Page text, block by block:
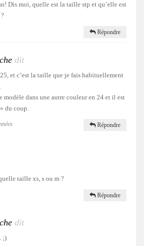
Dis moi, quelle est la taille stp et qu’elle est
Répondre
dit
et c’est la taille que je fais habituellement
modèle dans une autre couleur en 24 et il est
du coup.
Répondre
taille xs, s ou m ?
Répondre
dit
;)